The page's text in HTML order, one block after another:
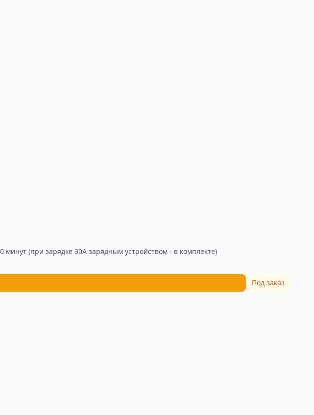
минут (при зарядке 30А зарядным устройством - в комплекте)
Под заказ